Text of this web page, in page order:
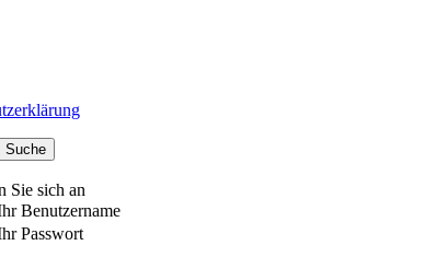
Sie sich an
Benutzername
Passwort